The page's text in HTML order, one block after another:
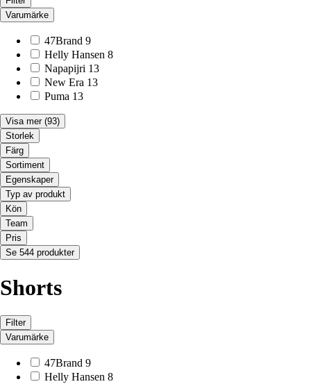
Varumärke
47Brand 9
Helly Hansen 8
Napapijri 13
New Era 13
Puma 13
Visa mer (93)
Storlek
Färg
Sortiment
Egenskaper
Typ av produkt
Kön
Team
Pris
Se 544 produkter
Shorts
Filter
Varumärke
47Brand 9
Helly Hansen 8